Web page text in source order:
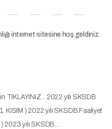
internet sitesine hoş geldiniz.
TIKLAYINIZ... 2022 yılı SKSDB
KISIM ) 2022 yılı SKSDB Faaliyet
2023 yılı SKSDB…